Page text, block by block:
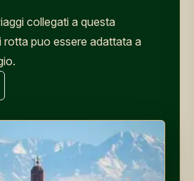
collegati a questa
rotta puo essere adattata a